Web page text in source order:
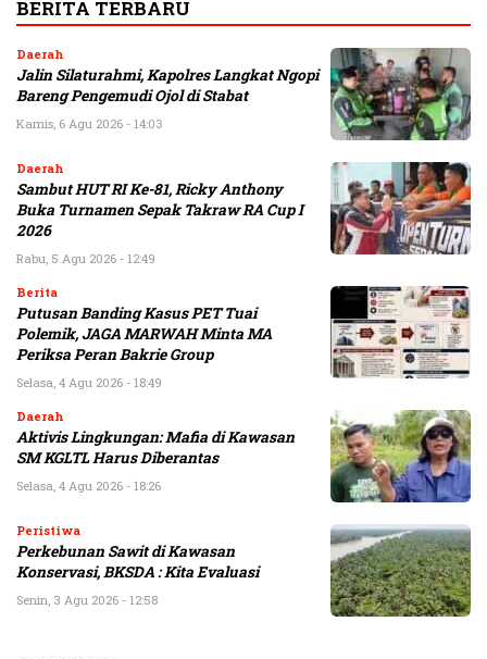
BERITA TERBARU
Daerah
Jalin Silaturahmi, Kapolres Langkat Ngopi
Bareng Pengemudi Ojol di Stabat
Kamis, 6 Agu 2026 - 14:03
Daerah
Sambut HUT RI Ke-81, Ricky Anthony
Buka Turnamen Sepak Takraw RA Cup I
2026
Rabu, 5 Agu 2026 - 12:49
Berita
Putusan Banding Kasus PET Tuai
Polemik, JAGA MARWAH Minta MA
Periksa Peran Bakrie Group
Selasa, 4 Agu 2026 - 18:49
Daerah
Aktivis Lingkungan: Mafia di Kawasan
SM KGLTL Harus Diberantas
Selasa, 4 Agu 2026 - 18:26
Peristiwa
Perkebunan Sawit di Kawasan
Konservasi, BKSDA : Kita Evaluasi
Senin, 3 Agu 2026 - 12:58